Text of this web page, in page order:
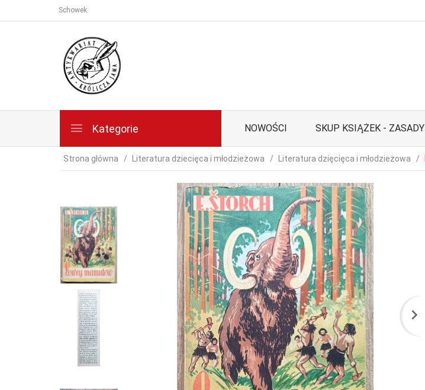
Schowek
Kategorie NOWOŚCI SKUP KSIĄŻEK - ZASADY
Strona główna Literatura dziecięca i młodzieżowa Literatura dzięcięca i młodzieżowa